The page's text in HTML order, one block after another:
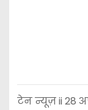
टेन न्यूज़ ii 28